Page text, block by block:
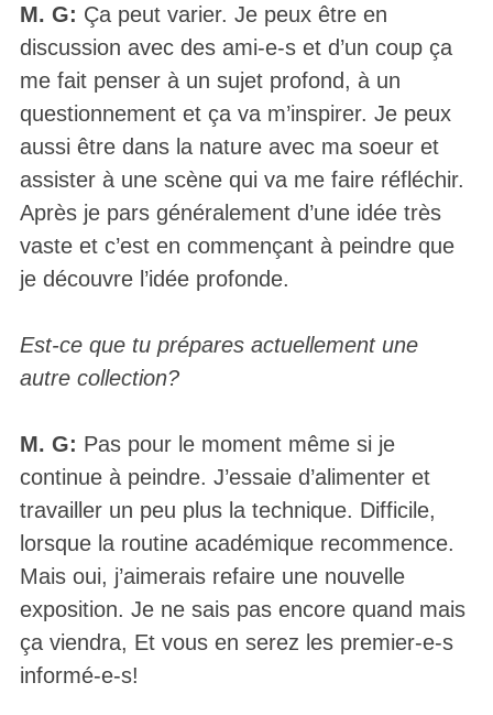
M. G: Ça peut varier. Je peux être en
discussion avec des ami-e-s et d’un coup ça
me fait penser à un sujet profond, à un
questionnement et ça va m’inspirer. Je peux
aussi être dans la nature avec ma soeur et
assister à une scène qui va me faire réfléchir.
Après je pars généralement d’une idée très
vaste et c’est en commençant à peindre que
je découvre l’idée profonde.
Est-ce que tu prépares actuellement une
autre collection?
M. G: Pas pour le moment même si je
continue à peindre. J’essaie d’alimenter et
travailler un peu plus la technique. Difficile,
lorsque la routine académique recommence.
Mais oui, j’aimerais refaire une nouvelle
exposition. Je ne sais pas encore quand mais
ça viendra, Et vous en serez les premier-e-s
informé-e-s!